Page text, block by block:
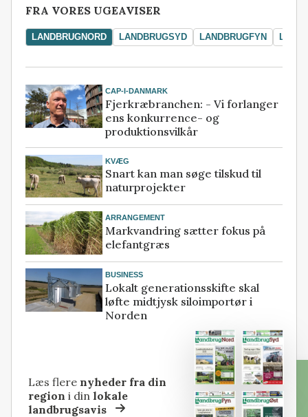
FRA VORES UGEAVISER
LANDBRUGNORD LANDBRUGSYD LANDBRUGFYN
CAP-I-DANMARK
Fjerkræbranchen: - Vi forlanger
ens konkurrence- og
produktionsvilkår
KVÆG
Snart kan man søge tilskud til
naturprojekter
ARRANGEMENT
Markvandring sætter fokus på
elefantgræs
BUSINESS
Lokalt generationsskifte skal
løfte midtjysk siloimportør i
Norden
Læs flere nyheder fra din
region i dinlokale
landbrugsavis